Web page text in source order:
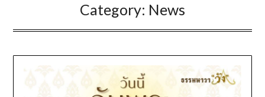
Category: News